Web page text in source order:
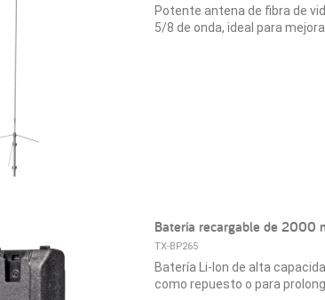
Potente antena de fibra de
5/8 de onda, ideal para
Batería recargable de
TX-BP265
Batería Li-lon de alta
como repuesto o para